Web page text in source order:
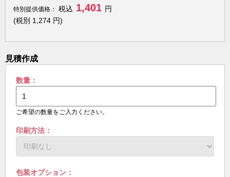
特別提供価格：
税込 1,401 円
(税別 1,274 円)
見積作成
数量：
ご希望の数量をご入力ください。
印刷方法：
包装オプション：